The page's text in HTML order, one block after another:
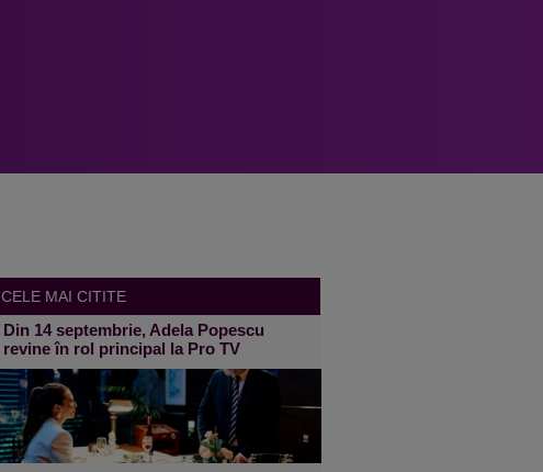
CELE MAI CITITE
Din 14 septembrie, Adela Popescu
revine în rol principal la Pro TV